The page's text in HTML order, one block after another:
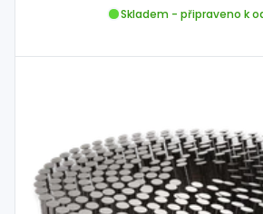
Skladem - připraveno k